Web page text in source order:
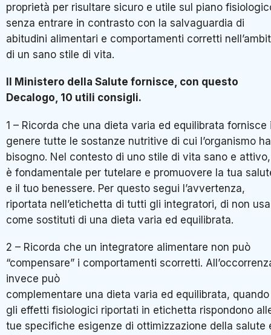
proprietà per risultare sicuro e utile sul piano
senza entrare in contrasto con la salvaguardia di
abitudini alimentari e comportamenti corretti
di un sano stile di vita.
Il Ministero della Salute fornisce, con questo
Decalogo, 10 utili consigli.
1 – Ricorda che una dieta varia ed equilibrata fornisce
genere tutte le sostanze nutritive di cui l’organismo ha
bisogno. Nel contesto di uno stile di vita sano e attivo,
è fondamentale per tutelare e promuovere la tua
e il tuo benessere. Per questo segui l’avvertenza,
riportata nell’etichetta di tutti gli integratori, di non
come sostituti di una dieta varia ed equilibrata.
2 – Ricorda che un integratore alimentare non può
“compensare” i comportamenti scorretti.
invece può
complementare una dieta varia ed equilibrata, quando
gli effetti fisiologici riportati in etichetta rispondono
tue specifiche esigenze di ottimizzazione della salute